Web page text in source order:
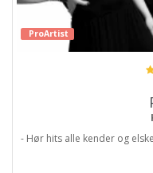
ProArtist
- Hør hits alle kender og